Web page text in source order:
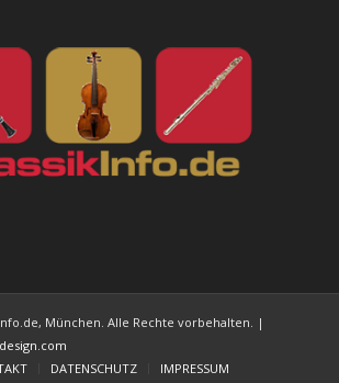
München. Alle Rechte vorbehalten. |
DATENSCHUTZ IMPRESSUM